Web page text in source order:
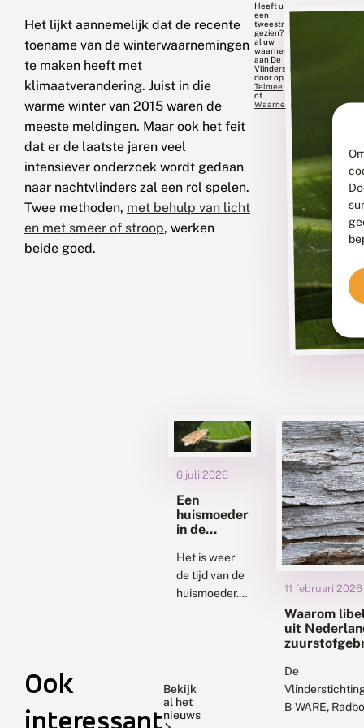
Het lijkt aannemelijk dat de recente
toename van de winterwaarnemingen
te maken heeft met
klimaatverandering. Juist in die
warme winter van 2015 waren de
meeste meldingen. Maar ook het feit
dat er de laatste jaren veel
intensiever onderzoek wordt gedaan
naar nachtvlinders zal een rol spelen.
Twee methoden, met behulp van licht
en met smeer of stroop, werken
beide goed.
Heeft u
een
tweestreepvoorjaarsuil
gezien? Geef
al uw
waarnemingen
aan De
Vlinderstichting
door op
Telmee
of
Waarneming.nl
Ook
interessant
Bekijk
al het
nieuws
6 juli 2026
Een
huismoeder
in de
Het is weer
de tijd van de
huismoeder.
wordt vaak in
huizen
gezien. Dat
11 februari 2026
Waarom
uit
De
B-WARE,